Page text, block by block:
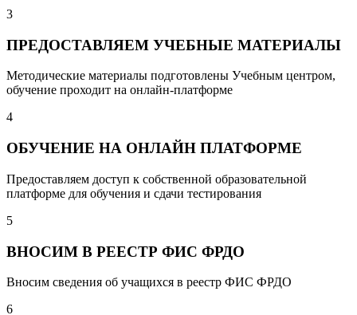
3
ПРЕДОСТАВЛЯЕМ УЧЕБНЫЕ МАТЕРИАЛЫ
Методические материалы подготовлены Учебным центром,
обучение проходит на онлайн-платформе
4
ОБУЧЕНИЕ НА ОНЛАЙН ПЛАТФОРМЕ
Предоставляем доступ к собственной образовательной
платформе для обучения и сдачи тестирования
5
ВНОСИМ В РЕЕСТР ФИС ФРДО
Вносим сведения об учащихся в реестр ФИС ФРДО
6